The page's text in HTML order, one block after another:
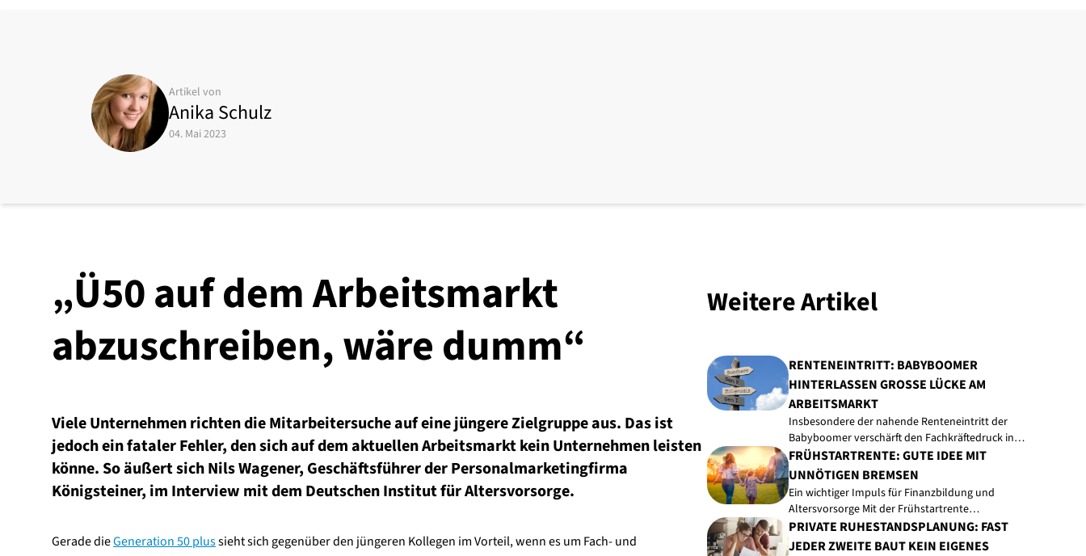
Artikel von
Anika Schulz
04. Mai 2023
„Ü50 auf dem Arbeitsmarkt
abzuschreiben, wäre dumm“
Viele Unternehmen richten die Mitarbeitersuche auf eine jüngere Zielgruppe aus. Das ist
jedoch ein fataler Fehler, den sich auf dem aktuellen Arbeitsmarkt kein Unternehmen leisten
könne. So äußert sich Nils Wagener, Geschäftsführer der Personalmarketingfirma
Königsteiner, im Interview mit dem Deutschen Institut für Altersvorsorge.
Gerade dieGeneration 50 plussieht sich gegenüber den jüngeren Kollegen im Vorteil, wenn es um Fach- und
Weitere Artikel
RENTENEINTRITT: BABYBOOMER
HINTERLASSEN GROSSE LÜCKE AM A
RBEITSMARKT
Insbesondere der nahende Renteneintritt der
Babyboomer verschärft den Fachkräftedruck in…
FRÜHSTARTRENTE: GUTE IDEE MIT
UNNÖTIGEN BREMSEN
Ein wichtiger Impuls für Finanzbildung und
Altersvorsorge Mit der Frühstartrente…
PRIVATE RUHESTANDSPLANUNG: FAST
JEDER ZWEITE BAUT KEIN EIGENES